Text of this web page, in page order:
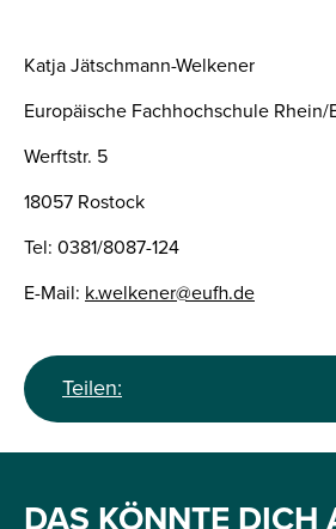
Katja Jätschmann-Welkener
Europäische Fachhochschule Rhein/
Werftstr. 5
18057 Rostock
Tel: 0381/8087-124
E-Mail: k.welkener@eufh.de
Teilen:
DAS KÖNNTE DICH